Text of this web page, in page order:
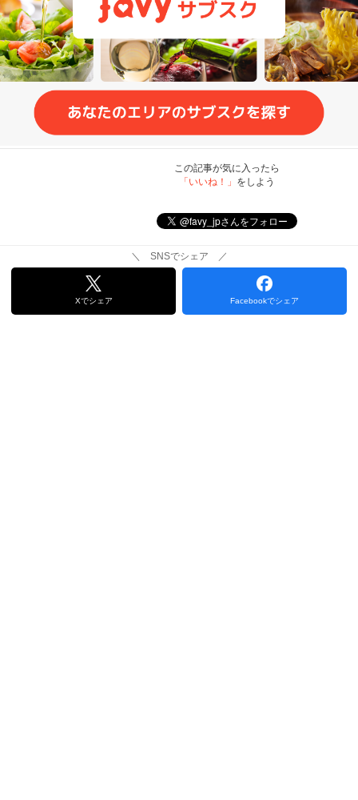
この記事が気に入ったら
「いいね！」 をしよう
＼ SNSでシェア ／
Xでシェア Facebookでシェア